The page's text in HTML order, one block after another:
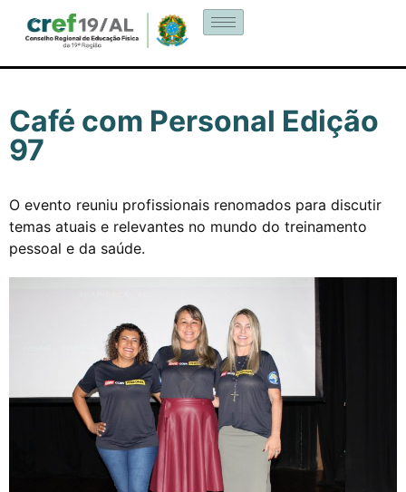
Café com Personal Edição
97
O evento reuniu profissionais renomados para discutir
temas atuais e relevantes no mundo do treinamento
pessoal e da saúde.